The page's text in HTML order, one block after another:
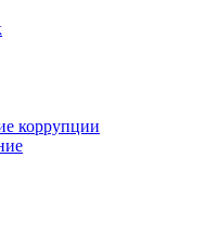
коррупции